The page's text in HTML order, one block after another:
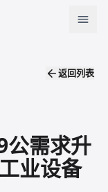
首页
新闻资讯
下载中心
返回列表
返回列表
公需求升
业设备